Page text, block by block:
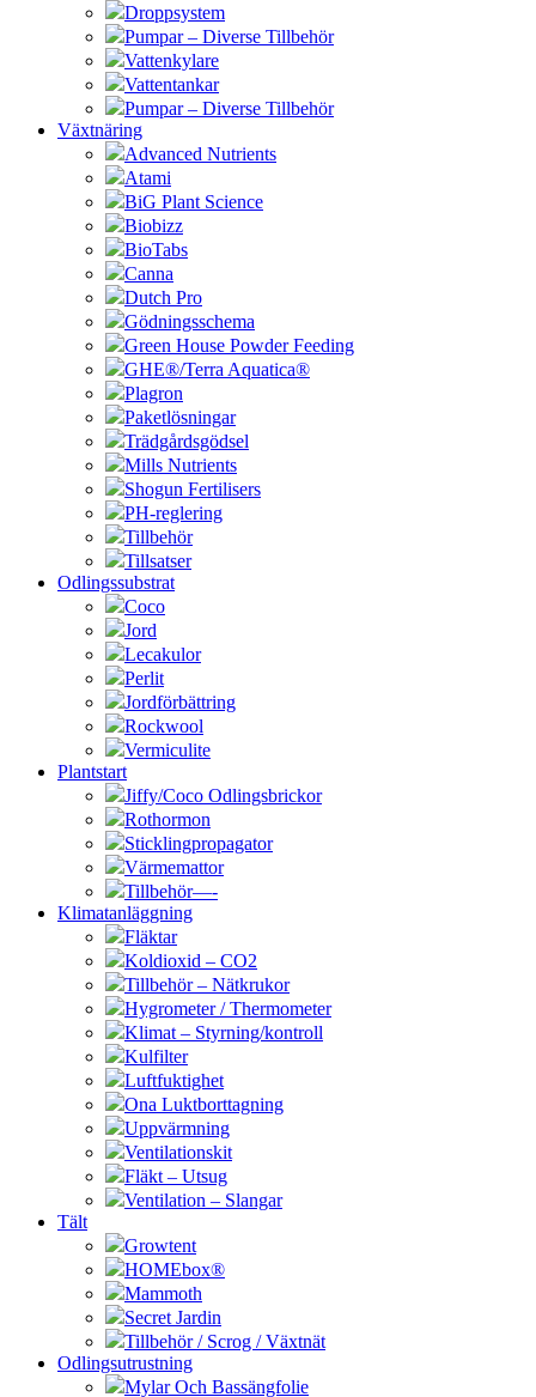
Droppsystem
Pumpar – Diverse Tillbehör
Vattenkylare
Vattentankar
Pumpar – Diverse Tillbehör
Växtnäring
Advanced Nutrients
Atami
BiG Plant Science
Biobizz
BioTabs
Canna
Dutch Pro
Gödningsschema
Green House Powder Feeding
GHE®/Terra Aquatica®
Plagron
Paketlösningar
Trädgårdsgödsel
Mills Nutrients
Shogun Fertilisers
PH-reglering
Tillbehör
Tillsatser
Odlingssubstrat
Coco
Jord
Lecakulor
Perlit
Jordförbättring
Rockwool
Vermiculite
Plantstart
Jiffy/Coco Odlingsbrickor
Rothormon
Sticklingpropagator
Värmemattor
Tillbehör—-
Klimatanläggning
Fläktar
Koldioxid – CO2
Tillbehör – Nätkrukor
Hygrometer / Thermometer
Klimat – Styrning/kontroll
Kulfilter
Luftfuktighet
Ona Luktborttagning
Uppvärmning
Ventilationskit
Fläkt – Utsug
Ventilation – Slangar
Tält
Growtent
HOMEbox®
Mammoth
Secret Jardin
Tillbehör / Scrog / Växtnät
Odlingsutrustning
Mylar Och Bassängfolie